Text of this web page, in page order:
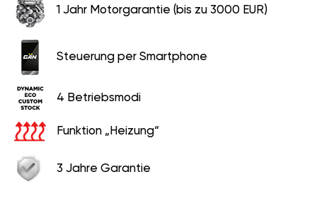
1 Jahr Motorgarantie (bis zu 3000 EUR)
Steuerung per Smartphone
4 Betriebsmodi
Funktion „Heizung“
3 Jahre Garantie